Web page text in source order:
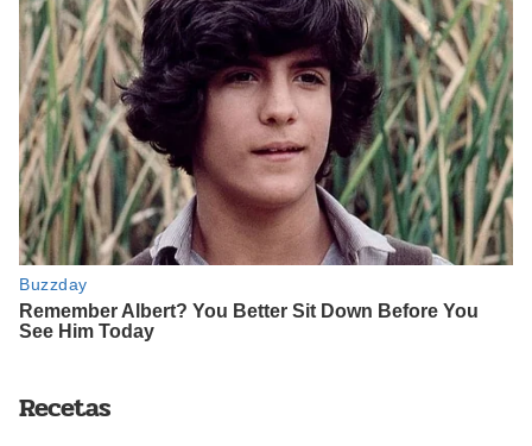
Recetas